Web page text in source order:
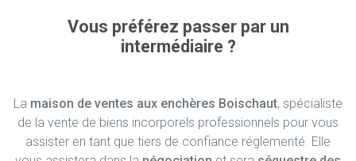
Vous préférez passer par un
intermédiaire ?
La maison de ventes aux enchères Boischaut, spécialiste
de la vente de biens incorporels professionnels pour vous
assister en tant que tiers de confiance réglementé. Elle